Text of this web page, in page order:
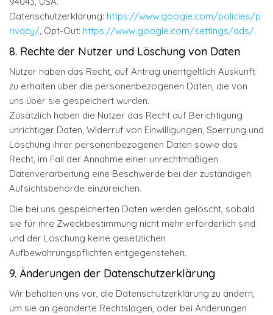
Datenschutzerklärung: https://www.google.com/policies/p
rivacy/, Opt-Out: https://www.google.com/settings/ads/.
8. Rechte der Nutzer und Löschung von Daten
Nutzer haben das Recht, auf Antrag unentgeltlich Auskunft
zu erhalten über die personenbezogenen Daten, die von
uns über sie gespeichert wurden.
Zusätzlich haben die Nutzer das Recht auf Berichtigung
unrichtiger Daten, Widerruf von Einwilligungen, Sperrung und
Löschung ihrer personenbezogenen Daten sowie das
Recht, im Fall der Annahme einer unrechtmäßigen
Datenverarbeitung eine Beschwerde bei der zuständigen
Aufsichtsbehörde einzureichen.
Die bei uns gespeicherten Daten werden gelöscht, sobald
sie für ihre Zweckbestimmung nicht mehr erforderlich sind
und der Löschung keine gesetzlichen
Aufbewahrungspflichten entgegenstehen.
9. Änderungen der Datenschutzerklärung
Wir behalten uns vor, die Datenschutzerklärung zu ändern,
um sie an geänderte Rechtslagen, oder bei Änderungen